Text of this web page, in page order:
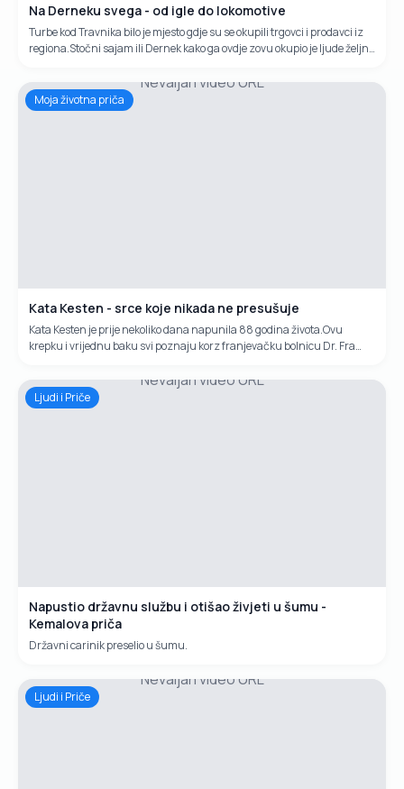
Na Derneku svega - od igle do lokomotive
Turbe kod Travnika bilo je mjesto gdje su se okupili trgovci i prodavci iz
regiona.Stočni sajam ili Dernek kako ga ovdje zovu okupio je ljude željne
Miholj okupio blizu deset tisuća ljudi.
Nevaljan video URL
Moja životna priča
Kata Kesten - srce koje nikada ne presušuje
Kata Kesten je prije nekoliko dana napunila 88 godina života.Ovu
krepku i vrijednu baku svi poznaju korz franjevačku bolnicu Dr. Fra
obližnjeg bunara donosila vodu. Ponekad bi donosila i mlijeko, čajeve,
pite...Svaki dan baka Kata je donosila između 200 i 300 litara vode
ranjeicima i osoblju bolnice.Njenu dobrotu mnogi još uvijek pamte i
Nevaljan video URL
Ljudi i Priče
Napustio državnu službu i otišao živjeti u šumu -
Kemalova priča
Državni carinik preselio u šumu.
Nevaljan video URL
Ljudi i Priče